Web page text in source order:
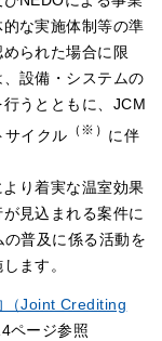
な実施体制等の準
られた場合に限
設備・システムの
うとともに、JCM
サイクル （※） に伴
り着実な温室効果
見込まれる案件に
普及に係る活動を
ます。
（Joint Crediting
ページ参照